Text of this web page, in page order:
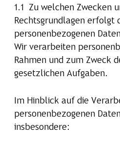
1.1 Zu welchen Zwecken
Rechtsgrundlagen erfolgt
personenbezogenen
Wir verarbeiten
Rahmen und zum Zweck
gesetzlichen Aufgaben.
Im Hinblick auf die
personenbezogenen
insbesondere: